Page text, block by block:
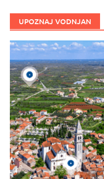
UPOZNAJ VODNJAN